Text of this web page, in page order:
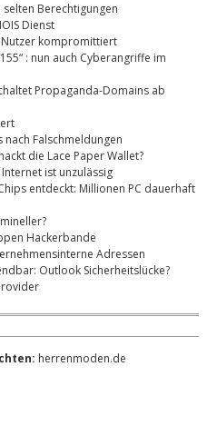
Berechtigungen
Dienst
Nutzer kompromittiert
: nun auch Cyberangriffe im
Propaganda-Domains ab
nach Falschmeldungen
die Lace Paper Wallet?
ist unzulässig
entdeckt: Millionen PC dauerhaft
Hackerbande
Adressen
Outlook Sicherheitslücke?
herrenmoden.de